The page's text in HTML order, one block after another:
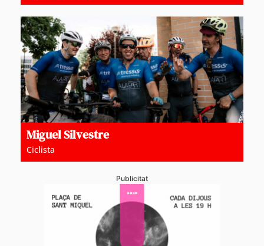
Miguel Silvestre
Ciclista
Publicitat